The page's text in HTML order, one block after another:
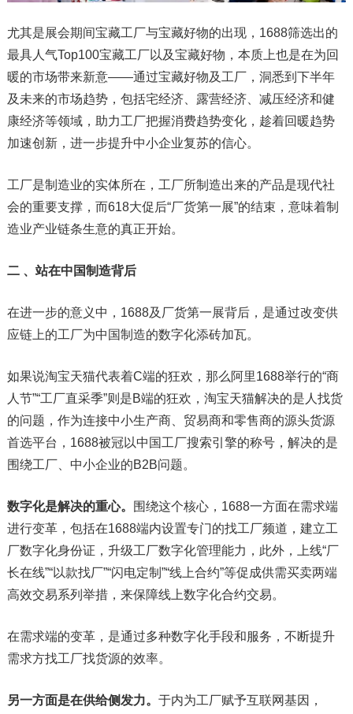
尤其是展会期间宝藏工厂与宝藏好物的出现，1688筛选出的
最具人气Top100宝藏工厂以及宝藏好物，本质上也是在为回
暖的市场带来新意——通过宝藏好物及工厂，洞悉到下半年
及未来的市场趋势，包括宅经济、露营经济、减压经济和健
康经济等领域，助力工厂把握消费趋势变化，趁着回暖趋势
加速创新，进一步提升中小企业复苏的信心。
工厂是制造业的实体所在，工厂所制造出来的产品是现代社
会的重要支撑，而618大促后“厂货第一展”的结束，意味着制
造业产业链条生意的真正开始。
二 、 站在中国制造背后
在进一步的意义中，1688及厂货第一展背后，是通过改变供
应链上的工厂为中国制造的数字化添砖加瓦。
如果说淘宝天猫代表着C端的狂欢，那么阿里1688举行的“商
人节”“工厂直采季”则是B端的狂欢，淘宝天猫解决的是人找货
的问题，作为连接中小生产商、贸易商和零售商的源头货源
首选平台，1688被冠以中国工厂搜索引擎的称号，解决的是
围绕工厂、中小企业的B2B问题。
数字化是解决的重心。
围绕这个核心，1688一方面在需求端
进行变革，包括在1688端内设置专门的找工厂频道，建立工
厂数字化身份证，升级工厂数字化管理能力，此外，上线“厂
长在线”“以款找厂”“闪电定制”“线上合约”等促成供需买卖两端
高效交易系列举措，来保障线上数字化合约交易。
在需求端的变革，是通过多种数字化手段和服务，不断提升
需求方找工厂找货源的效率。
另一方面是在供给侧发力。 于内为工厂赋予互联网基因，